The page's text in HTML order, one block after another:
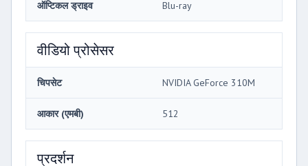
ऑप्टिकल ड्राइव Blu-ray
वीडियो प्रोसेसर
चिपसेट NVIDIA GeForce 310M
आकार (एमबी) 512
प्रदर्शन